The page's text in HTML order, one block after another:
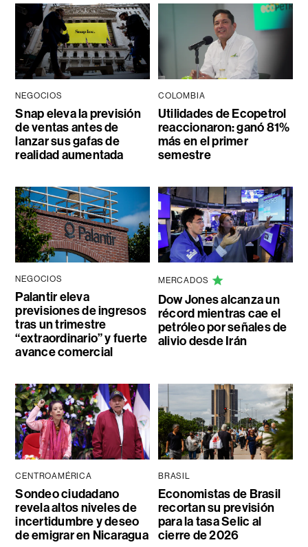
NEGOCIOS
Snap eleva la previsión
de ventas antes de
lanzar sus gafas de
realidad aumentada
COLOMBIA
Utilidades de Ecopetrol
reaccionaron: ganó 81%
más en el primer
semestre
NEGOCIOS
Palantir eleva
previsiones de ingresos
tras un trimestre
“extraordinario” y fuerte
avance comercial
MERCADOS
Dow Jones alcanza un
récord mientras cae el
petróleo por señales de
alivio desde Irán
CENTROAMÉRICA
Sondeo ciudadano
revela altos niveles de
incertidumbre y deseo
de emigrar en Nicaragua
BRASIL
Economistas de Brasil
recortan su previsión
para la tasa Selic al
cierre de 2026